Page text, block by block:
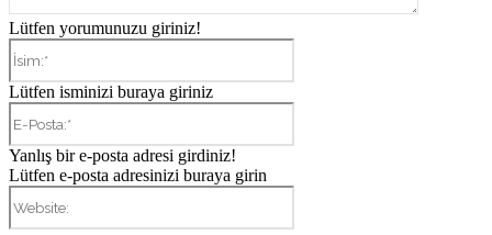
Lütfen yorumunuzu giriniz!
Lütfen isminizi buraya giriniz
Yanlış bir e-posta adresi girdiniz!
Lütfen e-posta adresinizi buraya girin